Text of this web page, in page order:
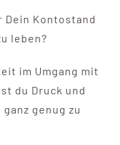
Dein Kontostand
leben?
im Umgang mit
du Druck und
genug zu